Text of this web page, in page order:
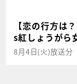
【恋の行方は
s紅しょうがら
8月4日(火)放送分